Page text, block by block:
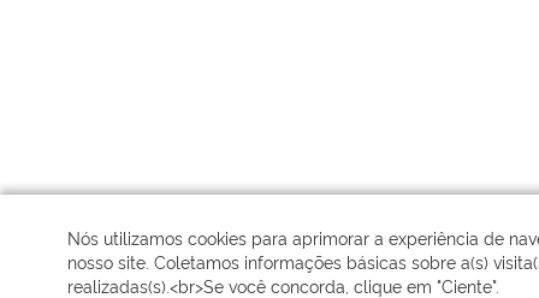
Nós utilizamos cookies para aprimorar a experiência de
nosso site. Coletamos informações básicas sobre a(s)
realizadas(s).<br>Se você concorda, clique em "Ciente".